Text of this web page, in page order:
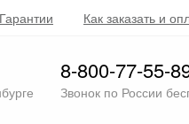
Гарантии Как заказать и
8-800-77-55-
Звонок по России